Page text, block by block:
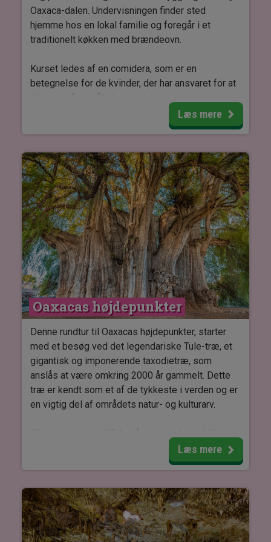
Oaxaca-dalen. Undervisningen finder sted
hjemme hos en lokal familie og foregår i et
traditionelt køkken med brændeovn.
Kurset ledes af en comidera, som er en
betegnelse for de kvinder, der har ansvaret for at
Der tilberedes tre retter, som vælges blandt
sæson og tilgængelige råvarer.
Nogle af de typiske retter inkluderer nicuátole (en
dessert lavet med majs), hjemmelavede tortillas,
saucer, empanadas, sopa de guías
(græskarskudssuppe), cuitlacoche (majs-svamp),
suppe med nopal (kaktus) og forskellige former
for atole (varm drik af majsmel).
Læs mere
Oaxacas højdepunkter
Denne rundtur til Oaxacas højdepunkter, starter
med et besøg ved det legendariske Tule-træ, et
gigantisk og imponerende taxodietræ, som
anslås at være omkring 2000 år gammelt. Dette
træ er kendt som et af de tykkeste i verden og er
en vigtig del af områdets natur- og kulturarv.
el Agua – et naturskabt område i bjergene, hvor
forstenede vandfald danner dramatiske
mulighed for at bade i naturlige bassiner.
På turen besøger du også en mezcal-fabrik, også
kaldet en Palenque de Mezcal, hvor du får indblik
Læs mere